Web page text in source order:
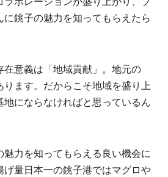
に銚子の魅力を知ってもらえたら
在意義は「地域貢献」。地元の
ります。だからこそ地域を盛り上
地にならなければと思っているん
力を知ってもらえる良い機会に
げ量日本一の銚子港ではマグロや